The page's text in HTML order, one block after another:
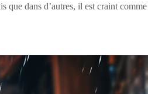
que dans d’autres, il est craint comme